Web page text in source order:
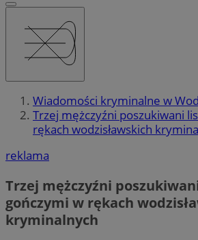
Wiadomości kryminalne w
Trzej mężczyźni poszukiwani
rękach wodzisławskich
reklama
Trzej mężczyźni
gończymi w rękach
kryminalnych